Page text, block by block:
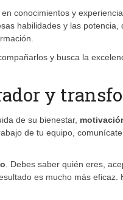
conocimientos y
habilidades y las potencia,
y busca la
y
de su bienestar,
de tu equipo,
. Debes saber quién eres,
es mucho más eficaz.